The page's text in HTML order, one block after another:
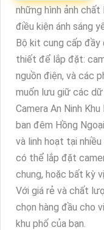
những hình ảnh
điều kiện ánh sáng
Bộ kit cung cấp đầy
thiết để lắp đặt:
nguồn điện, và các
muốn lưu giữ các
Camera An Ninh
ban đêm Hồng
và linh hoạt tại
có thể lắp đặt
chung, hoặc bất kỳ
Với giá rẻ và chất
chọn hàng đầu cho
khu phố của bạn.